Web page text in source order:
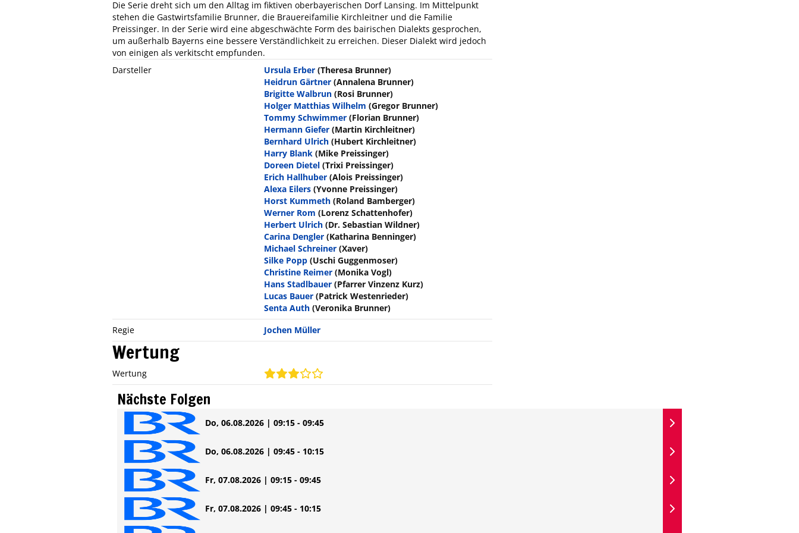
Die Serie dreht sich um den Alltag im fiktiven oberbayerischen Dorf Lansing. Im Mittelpunkt
stehen die Gastwirtsfamilie Brunner, die Brauereifamilie Kirchleitner und die Familie
Preissinger. In der Serie wird eine abgeschwächte Form des bairischen Dialekts gesprochen,
um außerhalb Bayerns eine bessere Verständlichkeit zu erreichen. Dieser Dialekt wird jedoch
von einigen als verkitscht empfunden.
Darsteller
Ursula Erber (Theresa Brunner)
Heidrun Gärtner (Annalena Brunner)
Brigitte Walbrun (Rosi Brunner)
Holger Matthias Wilhelm (Gregor Brunner)
Tommy Schwimmer (Florian Brunner)
Hermann Giefer (Martin Kirchleitner)
Bernhard Ulrich (Hubert Kirchleitner)
Harry Blank (Mike Preissinger)
Doreen Dietel (Trixi Preissinger)
Erich Hallhuber (Alois Preissinger)
Alexa Eilers (Yvonne Preissinger)
Horst Kummeth (Roland Bamberger)
Werner Rom (Lorenz Schattenhofer)
Herbert Ulrich (Dr. Sebastian Wildner)
Carina Dengler (Katharina Benninger)
Michael Schreiner (Xaver)
Silke Popp (Uschi Guggenmoser)
Christine Reimer (Monika Vogl)
Hans Stadlbauer (Pfarrer Vinzenz Kurz)
Lucas Bauer (Patrick Westenrieder)
Senta Auth (Veronika Brunner)
Regie
Jochen Müller
Wertung
Wertung
Nächste Folgen
Do, 06.08.2026 | 09:15 - 09:45
Do, 06.08.2026 | 09:45 - 10:15
Fr, 07.08.2026 | 09:15 - 09:45
Fr, 07.08.2026 | 09:45 - 10:15